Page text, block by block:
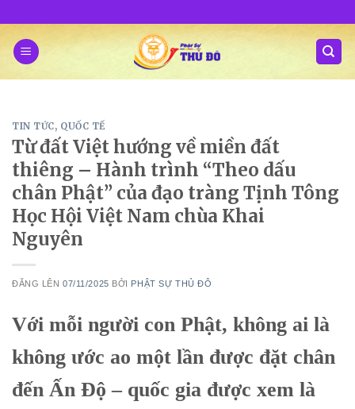
content
TIN TỨC, QUỐC TẾ
Từ đất Việt hướng về miền đất
thiêng – Hành trình “Theo dấu
chân Phật” của đạo tràng Tịnh Tông
Học Hội Việt Nam chùa Khai
Nguyên
ĐĂNG LÊN07/11/2025 BỞI PHẬT SỰ THỦ ĐÔ
Với mỗi người con Phật, không ai là
không ước ao một lần được đặt chân
đến Ấn Độ – quốc gia được xem là